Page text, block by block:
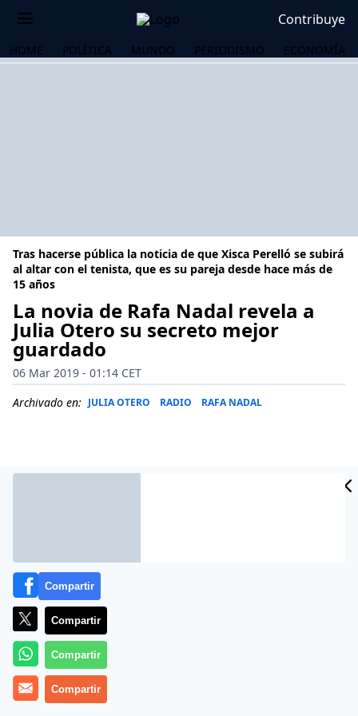
Contribuye
HOME POLÍTICA MUNDO PERIODISMO ECONOMÍA
Tras hacerse pública la noticia de que Xisca Perelló se subirá
al altar con el tenista, que es su pareja desde hace más de
15 años
La novia de Rafa Nadal revela a
Julia Otero su secreto mejor
guardado
06 Mar 2019 - 01:14 CET
Archivado en: JULIA OTERO RADIO RAFA NADAL
Más información
Compartir
Compartir
Compartir
Compartir